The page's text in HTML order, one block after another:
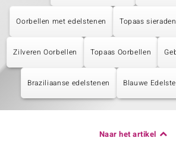
Oorbellen met edelstenen Topaas sieraden
Zilveren Oorbellen Topaas Oorbellen
Braziliaanse edelstenen Blauwe
Naar het artikel